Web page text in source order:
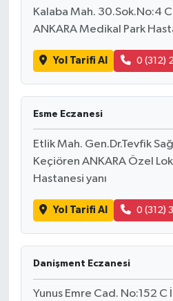
Kalaba Mah. 30.Sok.No:4
ANKARA Medikal Park
Yol Tarifi Al 0 (312)
Esme Eczanesi
Etlik Mah. Gen.Dr.Tevfik
Keçiören ANKARA Özel
Hastanesi yanı
Yol Tarifi Al 0 (312)
Danişment Eczanesi
Yunus Emre Cad. No:152
Bilim, Teknoloji